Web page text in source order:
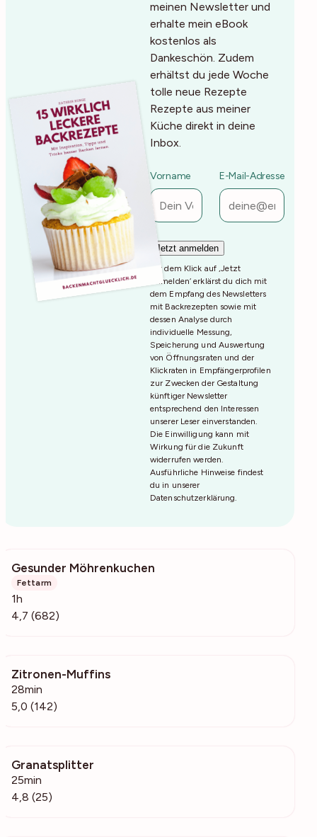
meinen Newsletter und
erhalte mein eBook
kostenlos als
Dankeschön. Zudem
erhältst du jede Woche
tolle neue Rezepte
Rezepte aus meiner
Küche direkt in deine
Inbox.
Vorname E-Mail-Adresse
Mit dem Klick auf ‚Jetzt
Anmelden‘ erklärst du dich mit
dem Empfang des Newsletters
mit Backrezepten sowie mit
dessen Analyse durch
individuelle Messung,
Speicherung und Auswertung
von Öffnungsraten und der
Klickraten in Empfängerprofilen
zur Zwecken der Gestaltung
künftiger Newsletter
entsprechend den Interessen
unserer Leser einverstanden.
Die Einwilligung kann mit
Wirkung für die Zukunft
widerrufen werden.
Ausführliche Hinweise findest
du in unserer
Datenschutzerklärung.
Gesunder Möhrenkuchen
Fettarm
1h
4,7 (682)
Zitronen-Muffins
28min
5,0 (142)
Granatsplitter
25min
4,8 (25)